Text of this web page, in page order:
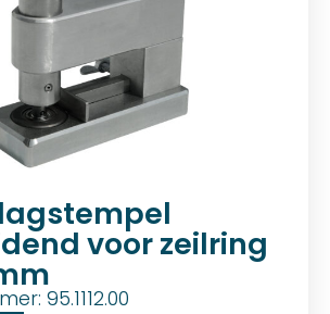
voor zeilring
95.1112.00